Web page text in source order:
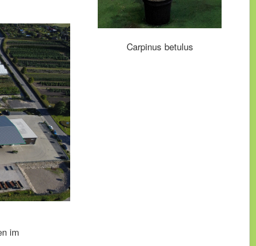
im
Carpinus betulus